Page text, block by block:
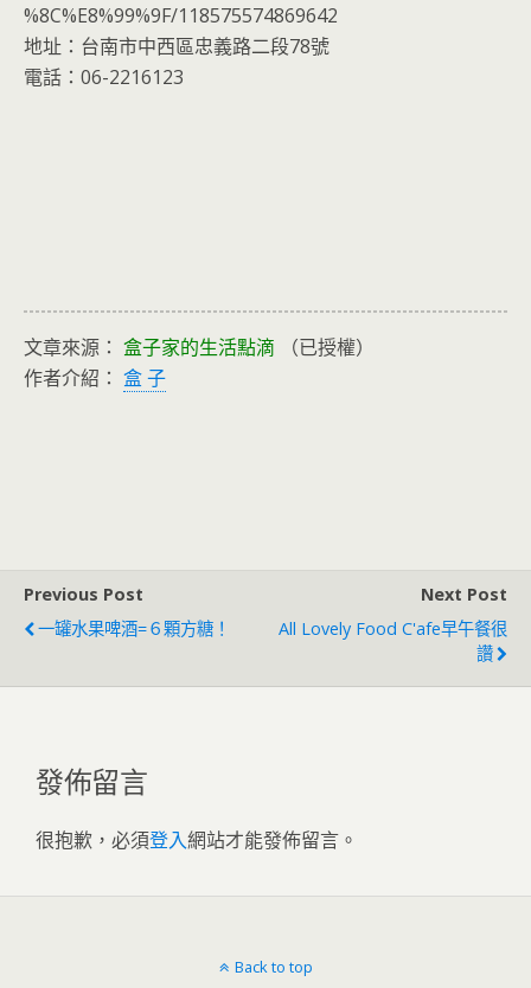
%8C%E8%99%9F/118575574869642
地址：台南市中西區忠義路二段78號
電話：06-2216123
文章來源： 盒子家的生活點滴
（已授權）
作者介紹： 盒 子
Previous Post
一罐水果啤酒=６顆方糖！
Next Post
All Lovely Food C'afe早午餐很
讚
發佈留言
很抱歉，必須登入網站才能發佈留言。
Back to top